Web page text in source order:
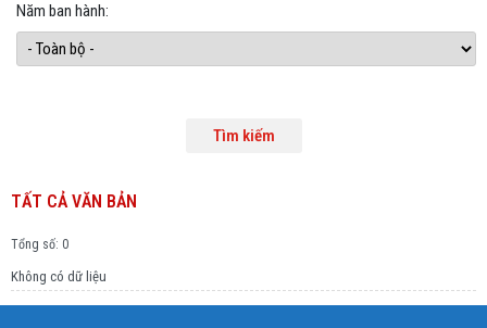
Năm ban hành:
TẤT CẢ VĂN BẢN
Tổng số: 0
Không có dữ liệu